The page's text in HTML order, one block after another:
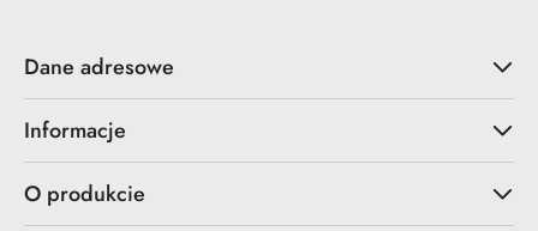
Dane adresowe
Informacje
O produkcie